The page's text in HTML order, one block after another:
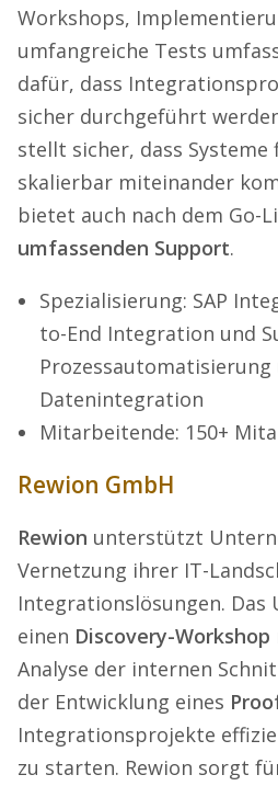
Workshops,
umfangreiche Tests
dafür, dass
sicher durchgeführt
stellt sicher, dass Systeme
skalierbar miteinander
bietet auch nach dem Go-
umfassenden Support.
Spezialisierung: SAP
to-End Integration und
Prozessautomatisierung
Datenintegration
Mitarbeitende: 150+
Rewion GmbH
Rewion unterstützt
Vernetzung ihrer IT-
Integrationslösungen.
einen Discovery-Workshop
Analyse der internen
der Entwicklung eines
Integrationsprojekte
zu starten. Rewion sorgt